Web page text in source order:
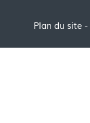
Plan du site -